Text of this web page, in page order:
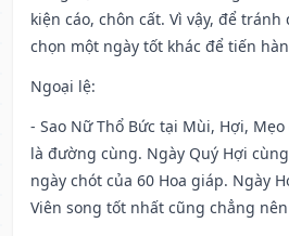
kiện cáo, chôn cất. Vì vậy, để
chọn một ngày tốt khác để tiến
Ngoại lệ:
- Sao Nữ Thổ Bức tại Mùi, Hợi,
là đường cùng. Ngày Quý Hợi
ngày chót của 60 Hoa giáp. Ngày
Viên song tốt nhất cũng chẳng